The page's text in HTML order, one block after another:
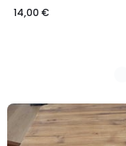
14,00 €